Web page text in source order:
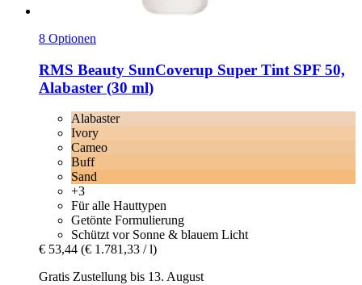
8 Optionen
RMS Beauty SunCoverup Super Tint SPF 50,
Alabaster (30 ml)
Alabaster
Ivory
Cameo
Buff
Sand
+3
Für alle Hauttypen
Getönte Formulierung
Schützt vor Sonne & blauem Licht
€ 53,44 (€ 1.781,33 / l)
Gratis Zustellung bis 13. August